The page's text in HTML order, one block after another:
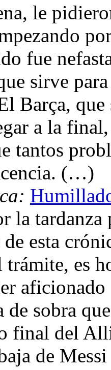
le
fue
sirve
Barça, que
a la final,
tantos
(…)
la
de esta
es
de sobra
final del
de